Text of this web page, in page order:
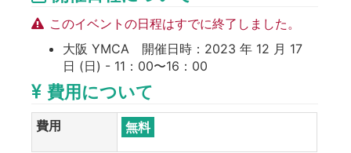
このイベントの日程はすでに終了しました。
大阪 YMCA 開催日時：2023 年 12 月 17
日 (日) - 11：00〜16：00
費用について
費用 無料